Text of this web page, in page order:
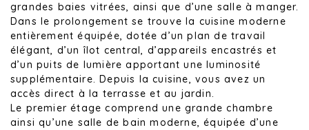
grandes baies vitrées, ainsi que d’une salle à manger.
Dans le prolongement se trouve la cuisine moderne
entièrement équipée, dotée d’un plan de travail
élégant, d’un îlot central, d’appareils encastrés et
d’un puits de lumière apportant une luminosité
supplémentaire. Depuis la cuisine, vous avez un
accès direct à la terrasse et au jardin.
Le premier étage comprend une grande chambre
ainsi qu’une salle de bain moderne, équipée d’une